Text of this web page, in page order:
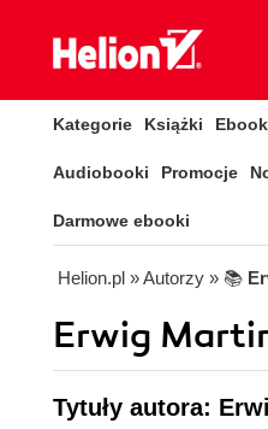
Kategorie Książki
Audiobooki Promocje
Darmowe ebooki
Helion.pl » Autorzy » 📚
Erwig
Tytuły autora: